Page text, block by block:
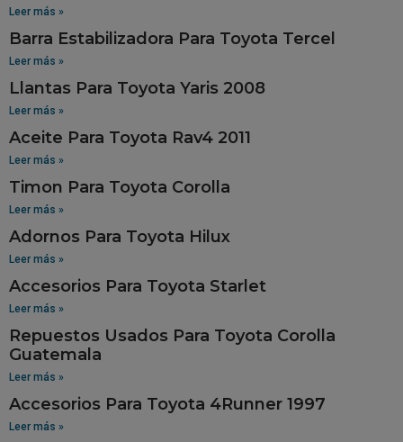
Leer más »
Barra Estabilizadora Para Toyota Tercel
Leer más »
Llantas Para Toyota Yaris 2008
Leer más »
Aceite Para Toyota Rav4 2011
Leer más »
Timon Para Toyota Corolla
Leer más »
Adornos Para Toyota Hilux
Leer más »
Accesorios Para Toyota Starlet
Leer más »
Repuestos Usados Para Toyota Corolla
Guatemala
Leer más »
Accesorios Para Toyota 4Runner 1997
Leer más »